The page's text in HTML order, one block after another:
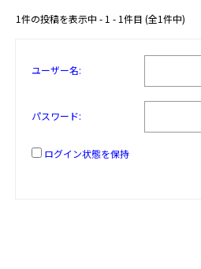
1件の投稿を表示中 - 1 - 1件目 (全1件中)
ユーザー名:
パスワード:
ログイン状態を保持